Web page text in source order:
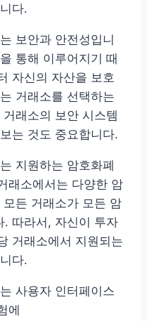
다.
보안과 안전성입니
통해 이루어지기 때
자신의 자산을 보호
거래소를 선택하는
래소의 보안 시스템
는 것도 중요합니다.
지원하는 암호화폐
래소에서는 다양한 암
든 거래소가 모든 암
. 따라서, 자신이 투자
거래소에서 지원되는
다.
사용자 인터페이스
에